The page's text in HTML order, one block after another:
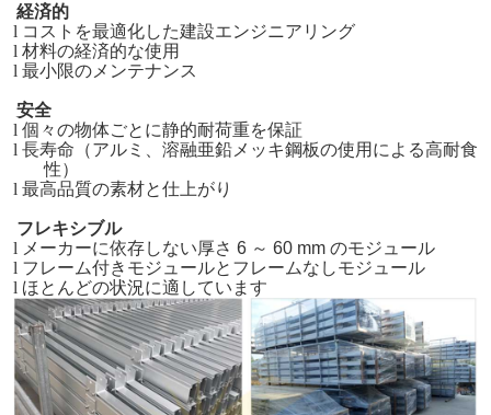
経済的
l コストを最適化した建設エンジニアリング
l 材料の経済的な使用
l 最小限のメンテナンス
安全
l 個々の物体ごとに静的耐荷重を保証
l 長寿命（アルミ、溶融亜鉛メッキ鋼板の使用による高耐食
性）
l 最高品質の素材と仕上がり
フレキシブル
l メーカーに依存しない厚さ 6 ～ 60 mm のモジュール
l フレーム付きモジュールとフレームなしモジュール
l ほとんどの状況に適しています